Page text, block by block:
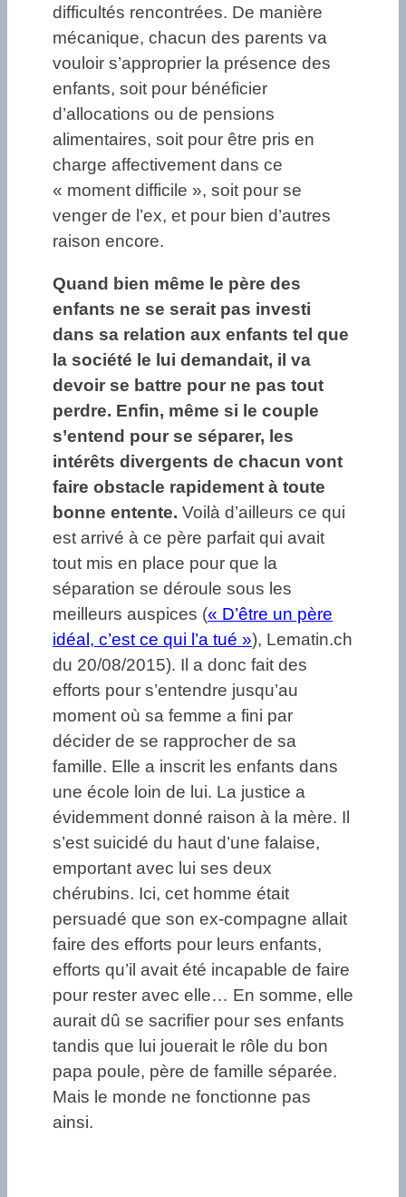
difficultés rencontrées. De manière
mécanique, chacun des parents va
vouloir s’approprier la présence des
enfants, soit pour bénéficier
d’allocations ou de pensions
alimentaires, soit pour être pris en
charge affectivement dans ce
« moment difficile », soit pour se
venger de l’ex, et pour bien d’autres
raison encore.
Quand bien même le père des
enfants ne se serait pas investi
dans sa relation aux enfants tel que
la société le lui demandait, il va
devoir se battre pour ne pas tout
perdre. Enfin, même si le couple
s’entend pour se séparer, les
intérêts divergents de chacun vont
faire obstacle rapidement à toute
bonne entente. Voilà d’ailleurs ce qui
est arrivé à ce père parfait qui avait
tout mis en place pour que la
séparation se déroule sous les
meilleurs auspices (« D’être un père
idéal, c’est ce qui l’a tué »), Lematin.ch
du 20/08/2015). Il a donc fait des
efforts pour s’entendre jusqu’au
moment où sa femme a fini par
décider de se rapprocher de sa
famille. Elle a inscrit les enfants dans
une école loin de lui. La justice a
évidemment donné raison à la mère. Il
s’est suicidé du haut d’une falaise,
emportant avec lui ses deux
chérubins. Ici, cet homme était
persuadé que son ex-compagne allait
faire des efforts pour leurs enfants,
efforts qu’il avait été incapable de faire
pour rester avec elle… En somme, elle
aurait dû se sacrifier pour ses enfants
tandis que lui jouerait le rôle du bon
papa poule, père de famille séparée.
Mais le monde ne fonctionne pas
ainsi.